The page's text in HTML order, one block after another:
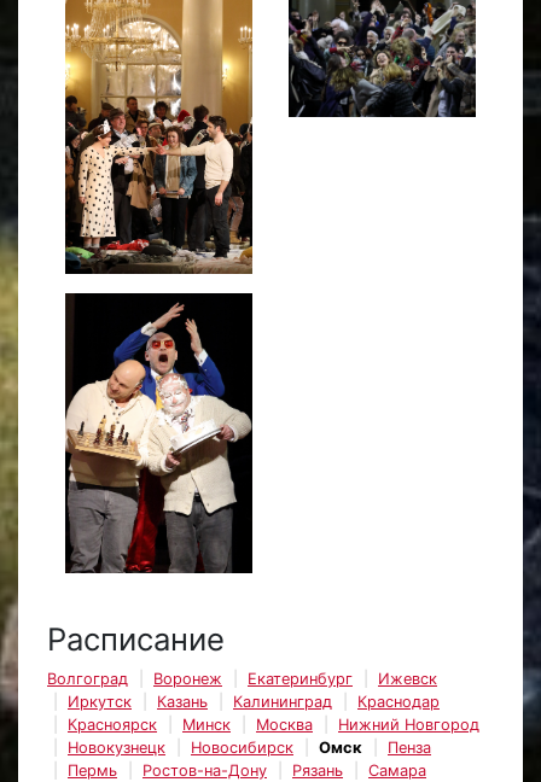
Расписание
Волгоград Воронеж Екатеринбург
Ижевск
Иркутск
Казань Калининград
Краснодар
Красноярск
Минск Москва
Нижний Новгород
Новокузнецк
Новосибирск Омск
Пенза
Пермь
Ростов-на-Дону Рязань
Самара